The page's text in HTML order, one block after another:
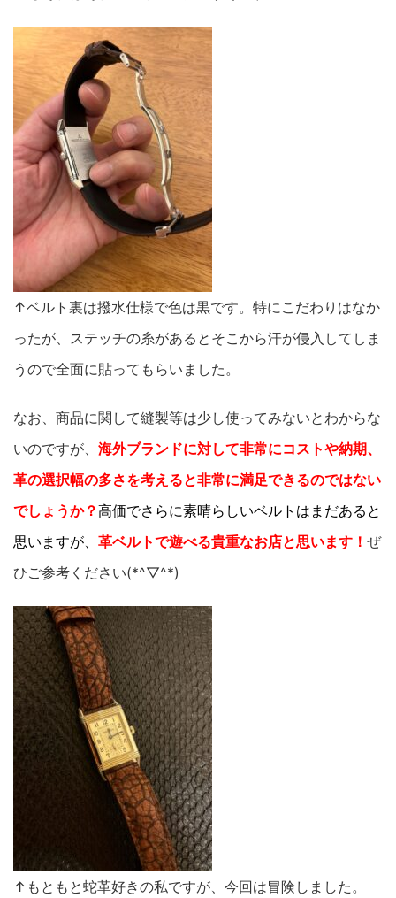
↑ベルト裏は撥水仕様で色は黒です。特にこだわりはなか
ったが、ステッチの糸があるとそこから汗が侵入してしま
うので全面に貼ってもらいました。
なお、商品に関して縫製等は少し使ってみないとわからな
いのですが、 海外ブランドに対して非常にコストや納期、
革の選択幅の多さを考えると非常に満足できるのではない
でしょうか？高価でさらに素晴らしいベルトはまだあると
思いますが、 革ベルトで遊べる貴重なお店と思います！ ぜ
ひご参考ください(*^▽^*)
↑もともと蛇革好きの私ですが、今回は冒険しました。